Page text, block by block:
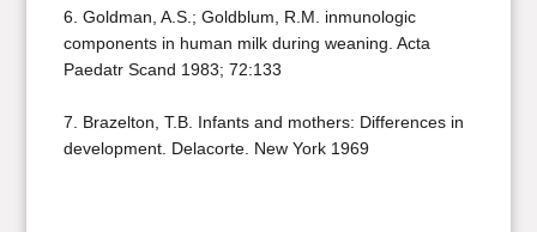
6. Goldman, A.S.; Goldblum, R.M. inmunologic
components in human milk during weaning. Acta
Paedatr Scand 1983; 72:133
7. Brazelton, T.B. Infants and mothers: Differences in
development. Delacorte. New York 1969